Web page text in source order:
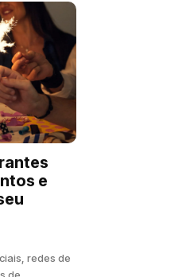
e
redes de